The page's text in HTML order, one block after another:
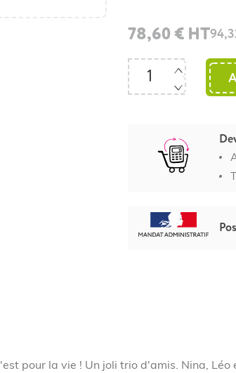
78,60 € HT
pour la vie ! Un joli trio d'amis. Nina,